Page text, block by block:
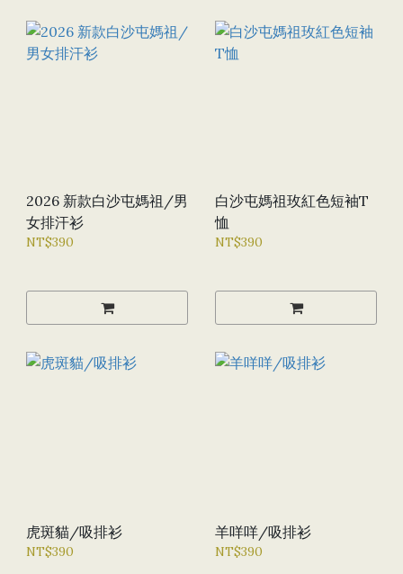
2026 新款白沙屯媽祖/男
女排汗衫
NT$390
白沙屯媽祖玫紅色短袖T
恤
NT$390
虎斑貓/吸排衫
NT$390
羊咩咩/吸排衫
NT$390